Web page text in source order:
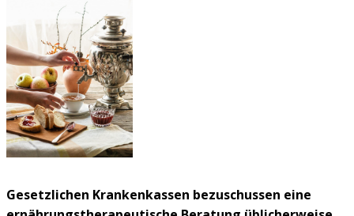
Gesetzlichen Krankenkassen bezuschussen eine